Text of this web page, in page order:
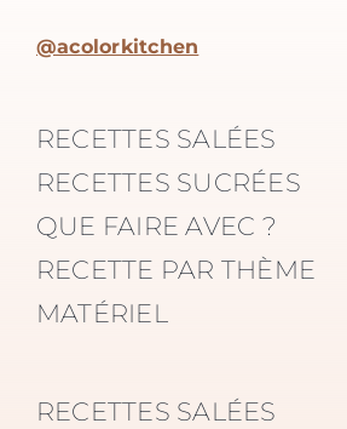
@acolorkitchen
RECETTES SALÉES
RECETTES SUCRÉES
QUE FAIRE AVEC ?
RECETTE PAR THÈME
MATÉRIEL
RECETTES SALÉES